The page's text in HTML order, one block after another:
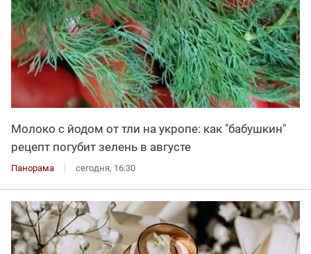
Молоко с йодом от тли на укропе: как "бабушкин"
рецепт погубит зелень в августе
Панорама сегодня, 16:30